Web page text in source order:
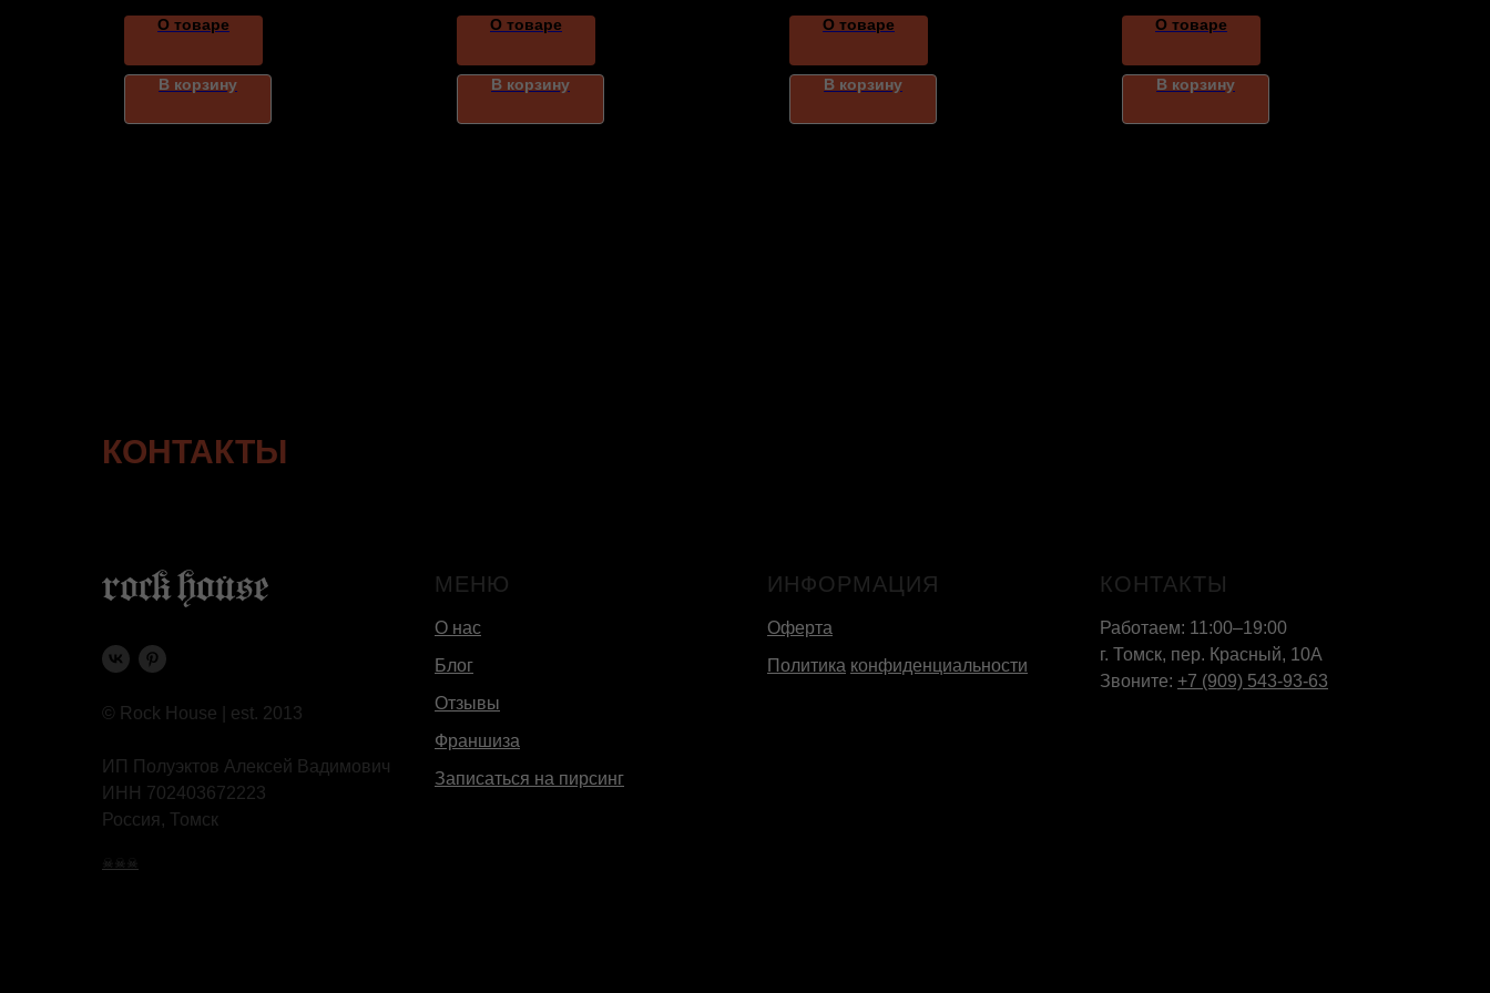
О товаре
В корзину
О товаре
В корзину
О товаре
В корзину
О товаре
В корзину
КОНТАКТЫ
© Rock House | est. 2013
ИП Полуэктов Алексей Вадимович
ИНН 702403672223
Россия, Томск
☠☠☠
МЕНЮ
О нас
Блог
Отзывы
Франшиза
Записаться на пирсинг
ИНФОРМАЦИЯ
Оферта
Политика конфиденциальности
КОНТАКТЫ
Работаем: 11:00–19:00
г. Томск, пер. Красный, 10А
Звоните: +7 (909) 543-93-63